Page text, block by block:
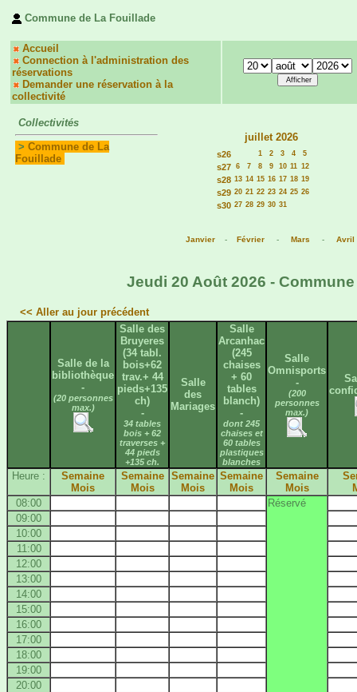
Commune de La Fouillade
Accueil
Connection à l'administration des
réservations
Demander une réservation à la
collectivité
Collectivités
> Commune de La
Fouillade
juillet 2026
s26 1 2 3 4 5
s27 6 7 8 9 10 11 12
s28 13 14 15 16 17 18 19
s29 20 21 22 23 24 25 26
s30 27 28 29 30 31
Janvier - Février - Mars - Avril
Jeudi 20 Août 2026 -
<< Aller au jour précédent
Salle de la
bibliothèque
-
(20 personnes
max.)
Salle des
Bruyeres
(34 tabl.
bois+62
trav.+ 44
pieds+135
ch)
-
34 tables
bois + 62
traverses +
44 pieds
+135 ch.
Salle
des
Mariages
Salle
Arcanhac
(245
chaises
+ 60
tables
blanch)
-
dont 245
chaises et
60 tables
plastiques
blanches
Salle
Omnisports
-
(200
personnes
max.)
Heure :
Semaine
Mois
Semaine
Mois
Semaine
Mois
Semaine
Mois
Semaine
Mois
08:00
Réservé
09:00
10:00
11:00
12:00
13:00
14:00
15:00
16:00
17:00
18:00
19:00
20:00